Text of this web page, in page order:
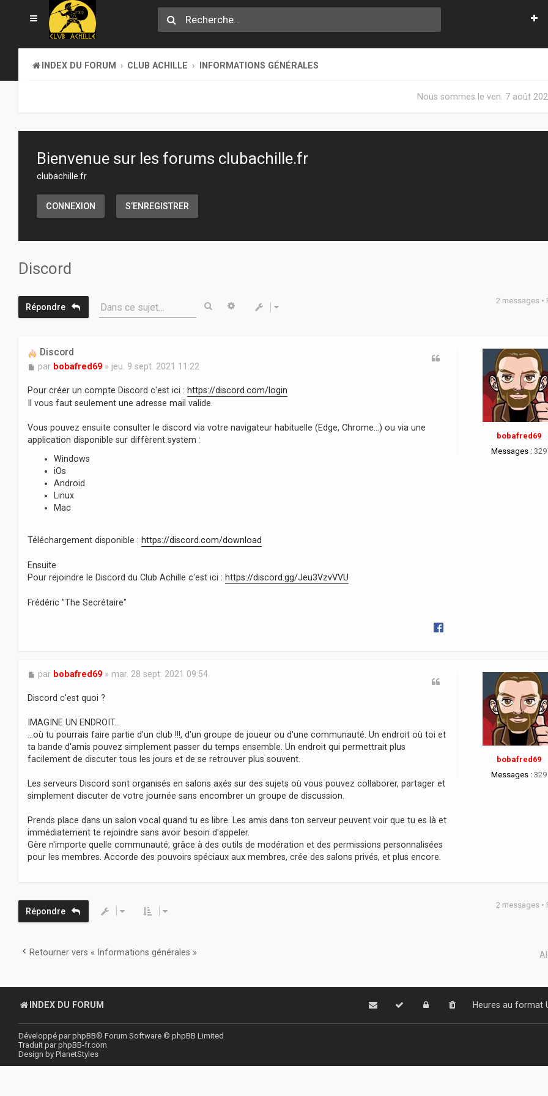
INDEX DU FORUM CLUB ACHILLE INFORMATIONS GÉNÉRALES
Nous sommes le ven. 7 août
Bienvenue sur les forums clubachille.fr
clubachille.fr
CONNEXION S’ENREGISTRER
Discord
Répondre Dans ce sujet… RechercherRecherche avancée 2 messages •
bobafred69
Messages : 329
Discord
M
s
s
a
e
par bobafred69» jeu. 9 sept. 2021 11:22
Pour créer un compte Discord c'est ici : https://discord.com/login
Il vous faut seulement une adresse mail valide.
Vous pouvez ensuite consulter le discord via votre navigateur habituelle (Edge, Chrome...) ou via une
application disponible sur diffèrent system :
Windows
iOs
Android
Linux
Mac
Téléchargement disponible : https://discord.com/download
Ensuite
Pour rejoindre le Discord du Club Achille c'est ici : https://discord.gg/Jeu3VzvVVU
Frédéric "The Secrétaire"
bobafred69
Messages : 329
M
s
g
e
par bobafred69» mar. 28 sept. 2021 09:54
Discord c'est quoi ?
IMAGINE UN ENDROIT...
…où tu pourrais faire partie d'un club !!!, d'un groupe de joueur ou d'une communauté. Un endroit où toi et
ta bande d'amis pouvez simplement passer du temps ensemble. Un endroit qui permettrait plus
facilement de discuter tous les jours et de se retrouver plus souvent.
Les serveurs Discord sont organisés en salons axés sur des sujets où vous pouvez collaborer, partager et
simplement discuter de votre journée sans encombrer un groupe de discussion.
Prends place dans un salon vocal quand tu es libre. Les amis dans ton serveur peuvent voir que tu es là et
immédiatement te rejoindre sans avoir besoin d'appeler.
Gère n'importe quelle communauté, grâce à des outils de modération et des permissions personnalisées
pour les membres. Accorde des pouvoirs spéciaux aux membres, crée des salons privés, et plus encore.
Répondre
2 messages •
Retourner vers « Informations générales »
INDEX DU FORUM Heures au format
Développé parphpBB® Forum Software © phpBB Limited
Traduit parphpBB-fr.com
Design by PlanetStyles